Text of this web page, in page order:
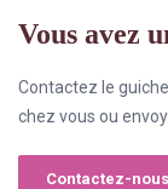
Vous avez
Contactez le
chez vous ou
Contactez-nous